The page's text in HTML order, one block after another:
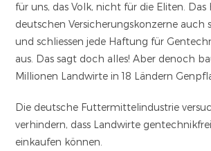
für uns, das Volk, nicht für die Eliten. Das
deutschen Versicherungskonzerne auch
und schliessen jede Haftung für
aus. Das sagt doch alles! Aber denoch
Millionen Landwirte in 18 Ländern
Die deutsche Futtermittelindustrie
verhindern, dass Landwirte
einkaufen können.